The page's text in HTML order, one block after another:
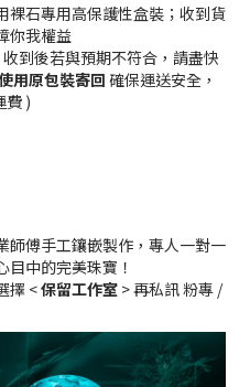
裸石專用高保護性盒裝；收到貨
你我權益
到後若與預期不符合，請盡快
用原包裝寄回 確保運送安全，
費 )
師傅手工鑲嵌製作，專人一對一
中的完美珠寶！
擇 <保留工作室 > 再私訊 粉專 /